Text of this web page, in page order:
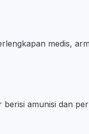
medis,
amunisi dan